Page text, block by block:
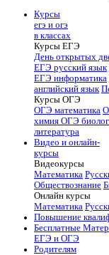
Курсы
егэ и огэ
в классах
Курсы ЕГЭ
День открытых
ЕГЭ русский язык
ЕГЭ информатика
английский язык
Курсы ОГЭ
ОГЭ математика
химия ОГЭ
литература
Видео и онлайн-
курсы
Видеокурсы
Математика
Обществознание
Онлайн курсы
Математика
Повышение
Бесплатные
ЕГЭ и ОГЭ
Родителям